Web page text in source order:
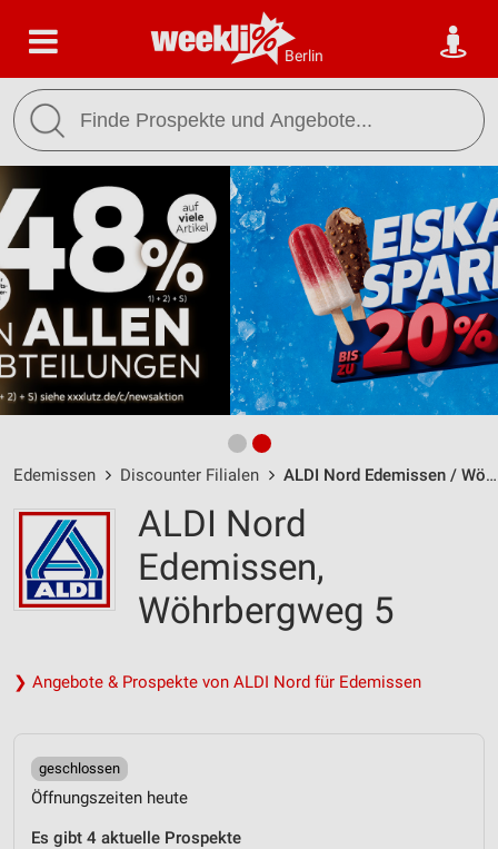
Berlin
Edemissen Discounter Filialen ALDI Nord Edemissen / Wöhrbergweg 5 - Öffnungszeiten & Adresse
ALDI Nord
Edemissen,
Wöhrbergweg 5
❯ Angebote & Prospekte von ALDI Nord für Edemissen
geschlossen
Öffnungszeiten heute
Es gibt 4 aktuelle Prospekte